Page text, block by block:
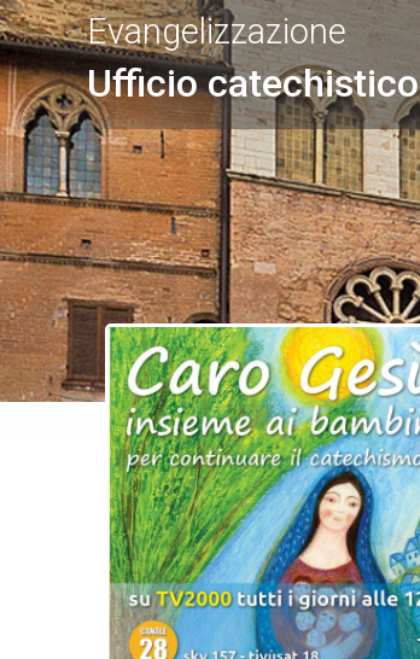
Ufficio catechistico
Evangelizzazione